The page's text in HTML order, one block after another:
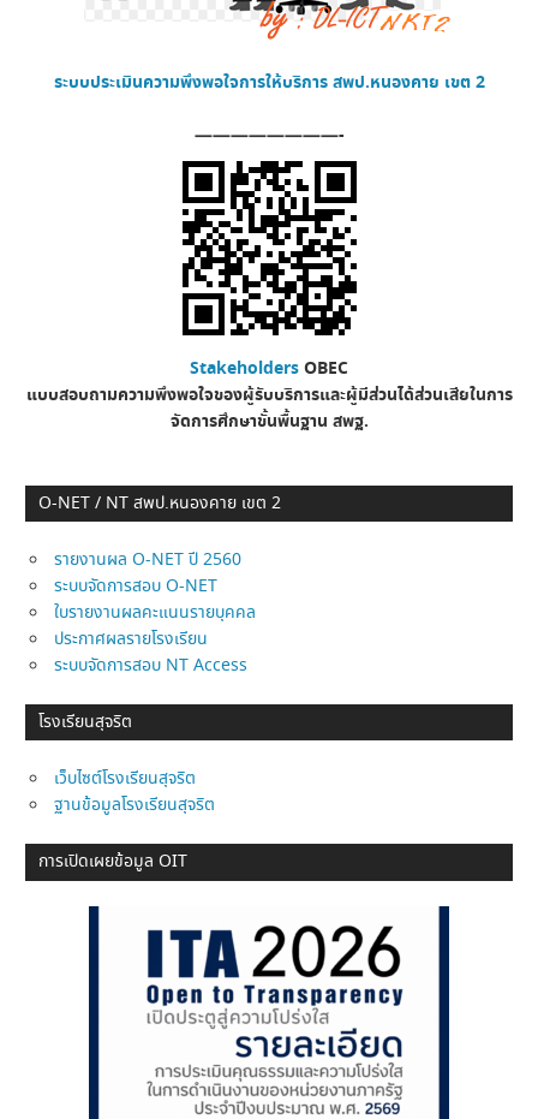
ระบบประเมินความพึงพอใจการให้บริการสพป.หนองคาย เขต 2
————————-
StakeholdersOBEC
แบบสอบถามความพึงพอใจของผู้รับบริการและผู้มีส่วนได้ส่วนเสียในการ
จัดการศึกษาขั้นพื้นฐาน สพฐ.
O-NET / NT สพป.หนองคาย เขต 2
รายงานผล O-NET ปี 2560
ระบบจัดการสอบ O-NET
ใบรายงานผลคะแนนรายบุคคล
ประกาศผลรายโรงเรียน
ระบบจัดการสอบ NT Access
โรงเรียนสุจริต
เว็บไซต์โรงเรียนสุจริต
ฐานข้อมูลโรงเรียนสุจริต
การเปิดเผยข้อมูล OIT